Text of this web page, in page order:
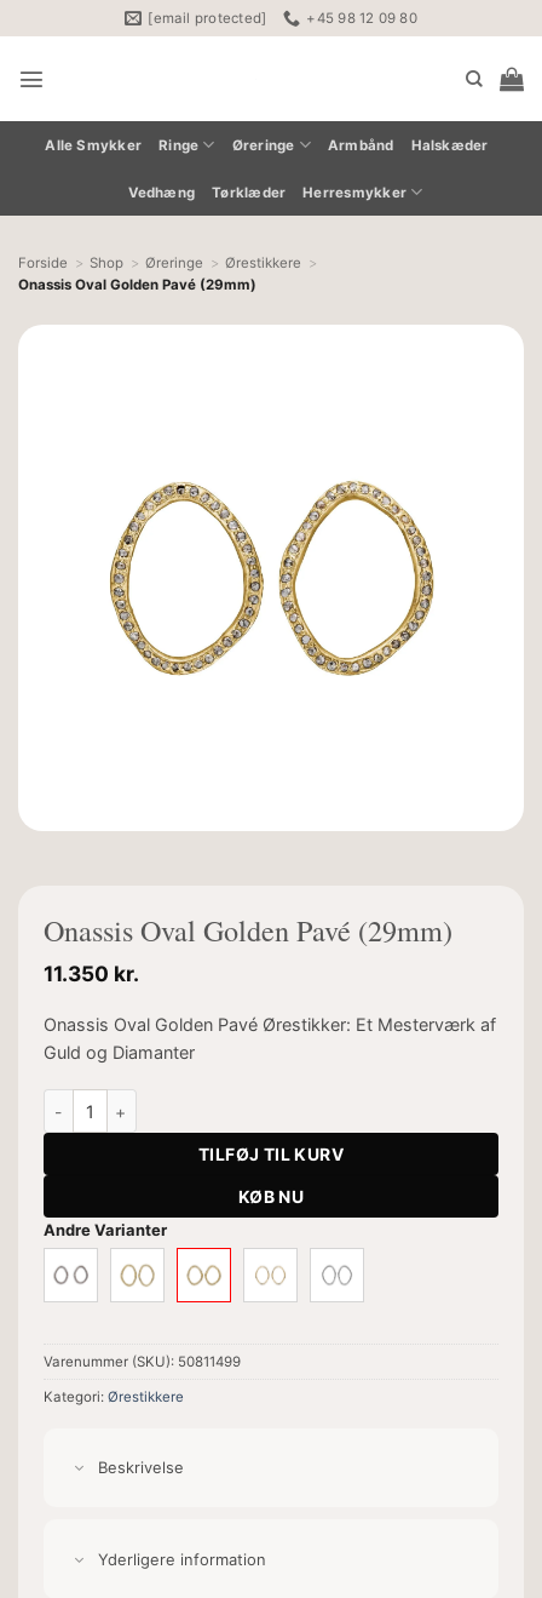
til
indhold
[email protected] +45 98 12 09 80
Alle Smykker Ringe Øreringe Armbånd Halskæder
Vedhæng Tørklæder Herresmykker
Forside Shop Øreringe
Ørestikkere
Onassis Oval Golden Pavé (29mm)
Onassis Oval Golden Pavé (29mm)
11.350 kr.
Onassis Oval Golden Pavé Ørestikker: Et Mesterværk af
Guld og Diamanter
TILFØJ TIL KURV
KØB NU
Andre Varianter
Varenummer (SKU): 50811499
Kategori: Ørestikkere
Beskrivelse
Yderligere information